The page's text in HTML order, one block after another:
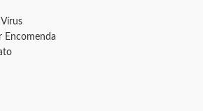
Encomenda